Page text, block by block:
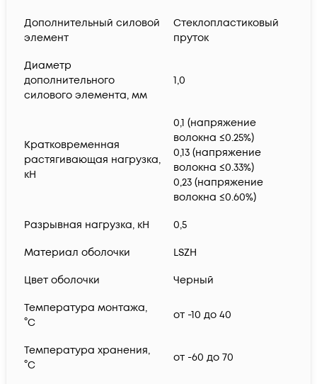
Дополнительный силовой
элемент
Стеклопластиковый
пруток
Диаметр
дополнительного
силового элемента, мм
1,0
Кратковременная
растягивающая нагрузка,
кН
0,1 (напряжение
волокна ≤0.25%)
0,13 (напряжение
волокна ≤0.33%)
0,23 (напряжение
волокна ≤0.60%)
Разрывная нагрузка, кН 0,5
Материал оболочки LSZH
Цвет оболочки Черный
Температура монтажа,
°C
от -10 до 40
Температура хранения,
°C
от -60 до 70